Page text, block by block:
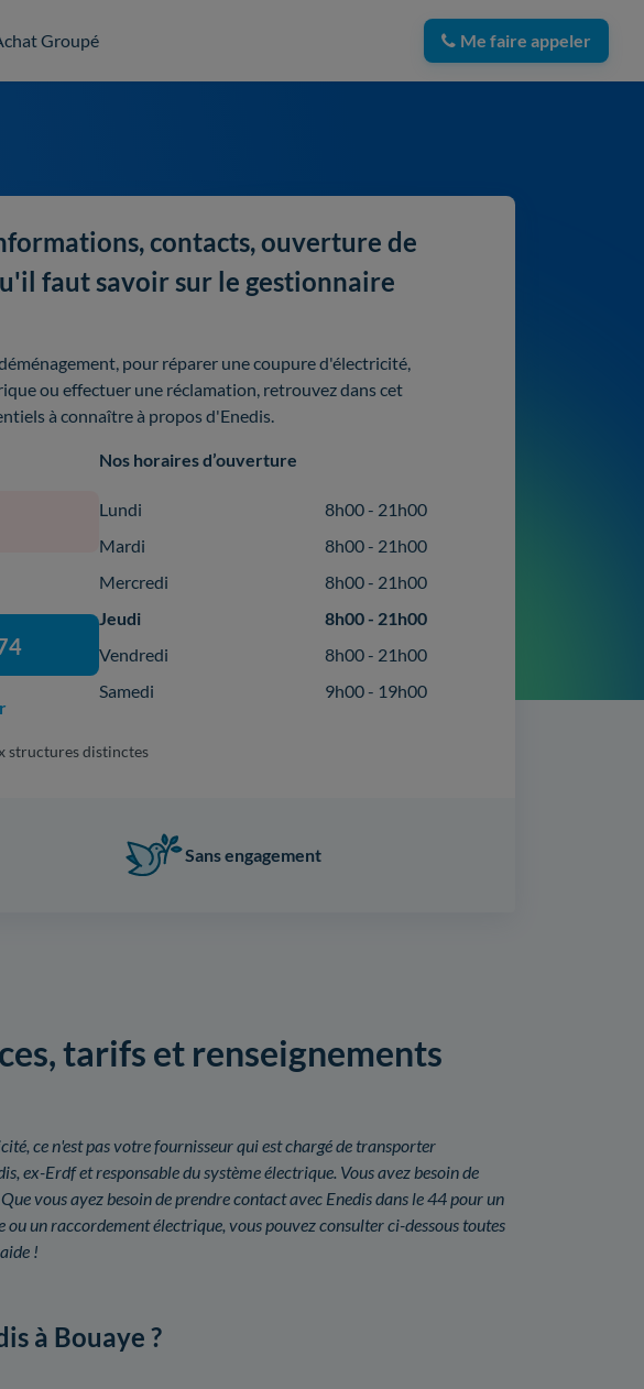
Groupé Me faire appeler
contacts, ouverture de
faut savoir sur le gestionnaire
pour réparer une coupure d'électricité,
ou effectuer une réclamation, retrouvez dans cet
à connaître à propos d'Enedis.
Nos horaires d’ouverture
Lundi
8h00 - 21h00
Mardi
8h00 - 21h00
Mercredi
8h00 - 21h00
Jeudi
8h00 - 21h00
Vendredi
8h00 - 21h00
Samedi
9h00 - 19h00
structures distinctes
Sans engagement
tarifs et renseignements
ce n'est pas votre fournisseur qui est chargé de transporter
ex-Erdf et responsable du système électrique. Vous avez besoin de
vous ayez besoin de prendre contact avec Enedis dans le 44 pour un
ou un raccordement électrique, vous pouvez consulter ci-dessous toutes
!
à Bouaye ?